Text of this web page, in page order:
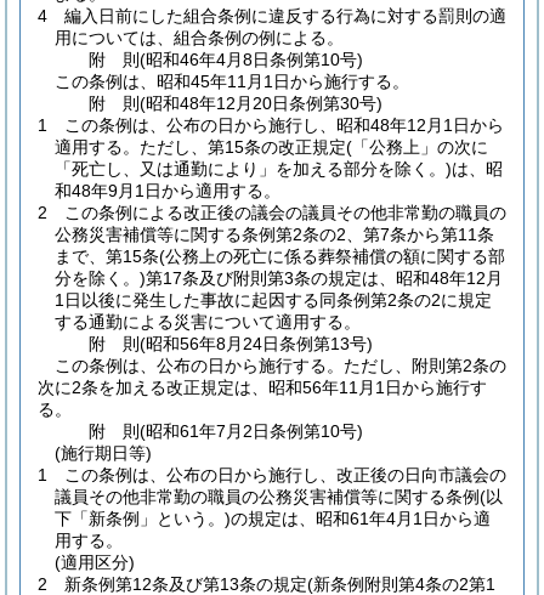
4
編入日前にした組合条例に違反する行為に対する罰則の適
用については、組合条例の例による。
附 則(昭和46年4月8日条例第10号)
この条例は、昭和45年11月1日から施行する。
附 則(昭和48年12月20日条例第30号)
1
この条例は、公布の日から施行し、昭和48年12月1日から
適用する。 ただし、第15条の改正規定(「公務上」の次に
「死亡し、又は通勤により」を加える部分を除く。)は、昭
和48年9月1日から適用する。
2
この条例による改正後の議会の議員その他非常勤の職員の
公務災害補償等に関する条例第2条の2、第7条から第11条
まで、第15条(公務上の死亡に係る葬祭補償の額に関する部
分を除く。)第17条及び附則第3条の規定は、昭和48年12月
1日以後に発生した事故に起因する同条例第2条の2に規定
する通勤による災害について適用する。
附 則(昭和56年8月24日条例第13号)
この条例は、公布の日から施行する。 ただし、附則第2条の
次に2条を加える改正規定は、昭和56年11月1日から施行す
る。
附 則(昭和61年7月2日条例第10号)
(施行期日等)
1
この条例は、公布の日から施行し、改正後の日向市議会の
議員その他非常勤の職員の公務災害補償等に関する条例(以
下「新条例」という。)の規定は、昭和61年4月1日から適
用する。
(適用区分)
2
新条例第12条及び第13条の規定(新条例附則第4条の2第1